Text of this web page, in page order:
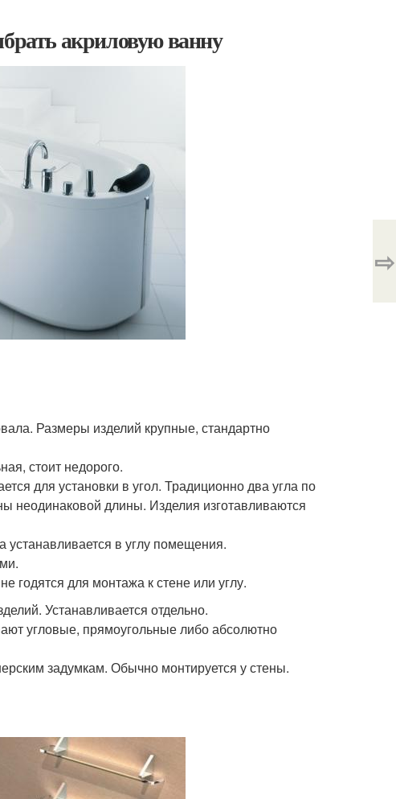
акриловую ванну
Размеры изделий крупные, стандартно
стоит недорого.
для установки в угол. Традиционно два угла по
неодинаковой длины. Изделия изготавливаются
в углу помещения.
годятся для монтажа к стене или углу.
Устанавливается отдельно.
угловые, прямоугольные либо абсолютно
задумкам. Обычно монтируется у стены.
⇨